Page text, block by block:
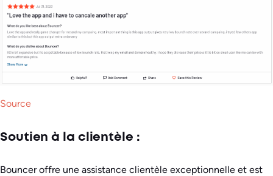
Source
Soutien à la clientèle :
Bouncer offre une assistance clientèle exceptionnelle et est